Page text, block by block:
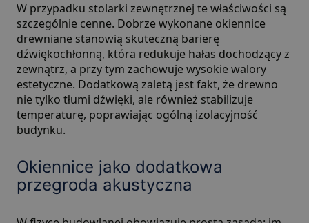
W przypadku stolarki zewnętrznej te właściwości są
szczególnie cenne. Dobrze wykonane okiennice
drewniane stanowią skuteczną barierę
dźwiękochłonną, która redukuje hałas dochodzący z
zewnątrz, a przy tym zachowuje wysokie walory
estetyczne. Dodatkową zaletą jest fakt, że drewno
nie tylko tłumi dźwięki, ale również stabilizuje
temperaturę, poprawiając ogólną izolacyjność
budynku.
Okiennice jako dodatkowa
przegroda akustyczna